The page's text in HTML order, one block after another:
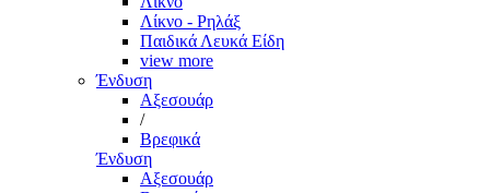
Λίκνο - Ρηλάξ
Παιδικά Λευκά Είδη
view more
Ένδυση
Αξεσουάρ
/
Βρεφικά
Ένδυση
Αξεσουάρ